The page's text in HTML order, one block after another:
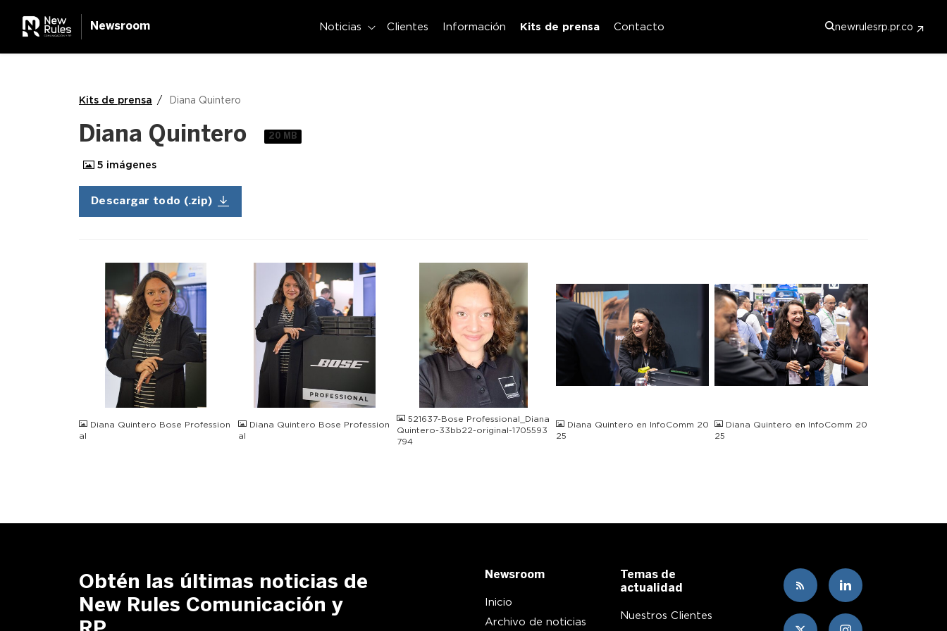
Newsroom Noticias Clientes Información Kits de prensa Contacto newrulesrp.pr.co
Kits de prensa Diana Quintero
Diana Quintero 20 MB
5 imágenes
Descargar todo (.zip)
Diana Quintero Bose Profession
al
JPG
Diana Quintero Bose Profession
al
JPEG
521637-Bose Professional_Diana
Quintero-33bb22-original-1705593
794
Diana Quintero en InfoComm 20
25
Diana Quintero en InfoComm 20
25
Obtén las últimas noticias de
New Rules Comunicación y
Newsroom
Inicio
Archivo de noticias
Temas de
actualidad
Nuestros Clientes